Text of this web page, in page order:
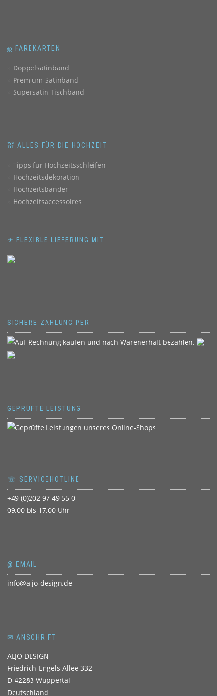
ஐ FARBKARTEN
Doppelsatinband
Premium-Satinband
Supersatin Tischband
💒 ALLES FÜR DIE HOCHZEIT
Tipps für Hochzeitsschleifen
Hochzeitsdekoration
Hochzeitsbänder
Hochzeitsaccessoires
✈ FLEXIBLE LIEFERUNG MIT
SICHERE ZAHLUNG PER
GEPRÜFTE LEISTUNG
☏ SERVICEHOTLINE
+49 (0)202 97 49 55 0
09.00 bis 17.00 Uhr
@ EMAIL
info@aljo-design.de
✉ ANSCHRIFT
ALJO DESIGN
Friedrich-Engels-Allee 332
D-42283 Wuppertal
Deutschland